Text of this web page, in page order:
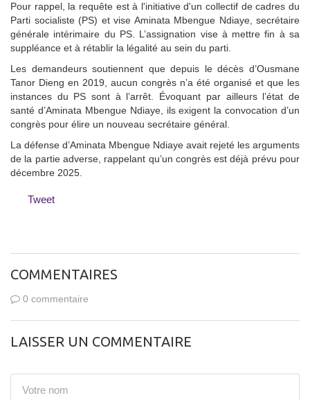
Pour rappel, la requête est à l'initiative d'un collectif de cadres du
Parti socialiste (PS) et vise Aminata Mbengue Ndiaye, secrétaire
générale intérimaire du PS. L’assignation vise à mettre fin à sa
suppléance et à rétablir la légalité au sein du parti.
Les demandeurs soutiennent que depuis le décès d’Ousmane
Tanor Dieng en 2019, aucun congrès n’a été organisé et que les
instances du PS sont à l’arrêt. Évoquant par ailleurs l’état de
santé d’Aminata Mbengue Ndiaye, ils exigent la convocation d’un
congrès pour élire un nouveau secrétaire général.
La défense d’Aminata Mbengue Ndiaye avait rejeté les arguments
de la partie adverse, rappelant qu’un congrès est déjà prévu pour
décembre 2025.
Tweet
COMMENTAIRES
0 commentaire
LAISSER UN COMMENTAIRE